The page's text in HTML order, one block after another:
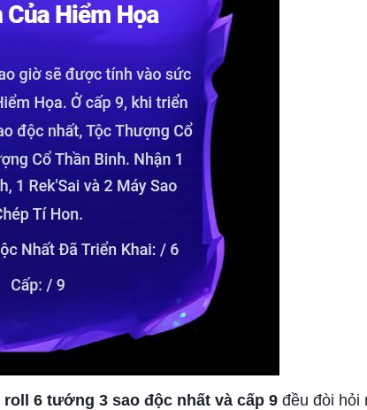
roll 6 tướng 3 sao độc nhất và cấp 9 đều đòi hỏi